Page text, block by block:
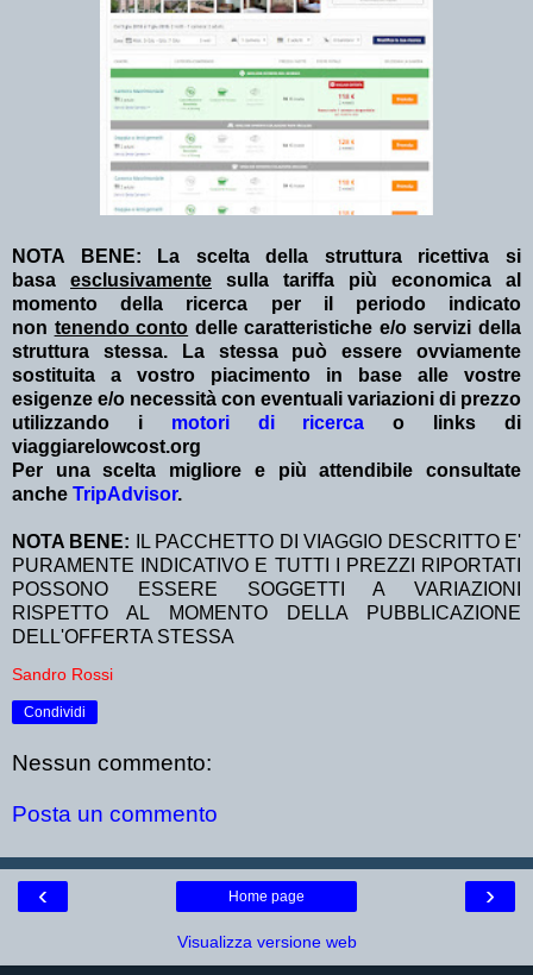
NOTA BENE: La scelta della struttura ricettiva si
basa esclusivamente sulla tariffa più economica al
momento della ricerca per il periodo indicato
non tenendo conto delle caratteristiche e/o servizi della
struttura stessa. La stessa può essere ovviamente
sostituita a vostro piacimento in base alle vostre
esigenze e/o necessità con eventuali variazioni di prezzo
utilizzando i motori di ricerca o links di
viaggiarelowcost.org
Per una scelta migliore e più attendibile consultate
anche TripAdvisor.
NOTA BENE:
IL PACCHETTO DI VIAGGIO DESCRITTO E'
PURAMENTE INDICATIVO E TUTTI I PREZZI RIPORTATI
POSSONO ESSERE SOGGETTI A VARIAZIONI
RISPETTO AL MOMENTO DELLA PUBBLICAZIONE
DELL'OFFERTA STESSA
Sandro Rossi
Condividi
Nessun commento:
Posta un commento
‹ ›
Home page
Visualizza versione web